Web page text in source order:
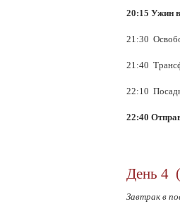
20:15 Ужин
21:30
21:40
22:10
22:40
День 4
Завтрак в